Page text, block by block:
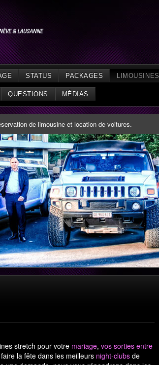
STATUS PACKAGES LIMOUSINES
QUESTIONS MÉDIAS
de limousine et location de voitures.
stretch pour votre mariage, vos sorties entre
la fête dans les meilleurs night-clubs de